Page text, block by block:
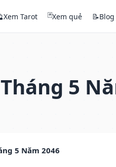
Xem Tarot 🃏Xem quẻ 📝Blog
5
5 Năm 2046